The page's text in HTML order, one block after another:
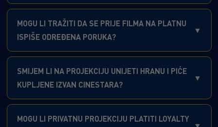
MOGU LI TRAŽITI DA SE PRIJE FILMA NA PLATNU
ISPIŠE ODREĐENA PORUKA?
SMIJEM LI NA PROJEKCIJU UNIJETI HRANU I PIĆE
KUPLJENE IZVAN CINESTARA?
MOGU LI PRIVATNU PROJEKCIJU PLATITI LOYALTY